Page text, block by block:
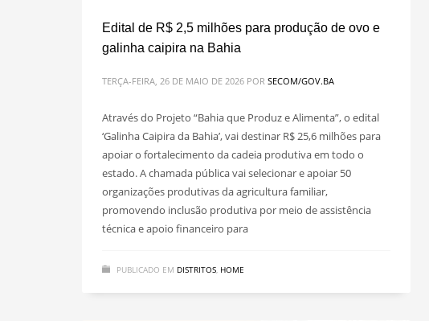
Edital de R$ 2,5 milhões para produção de ovo e
galinha caipira na Bahia
TERÇA-FEIRA, 26 DE MAIO DE 2026 POR SECOM/GOV.BA
Através do Projeto “Bahia que Produz e Alimenta”, o edital
‘Galinha Caipira da Bahia’, vai destinar R$ 25,6 milhões para
apoiar o fortalecimento da cadeia produtiva em todo o
estado. A chamada pública vai selecionar e apoiar 50
organizações produtivas da agricultura familiar,
promovendo inclusão produtiva por meio de assistência
técnica e apoio financeiro para
PUBLICADO EM DISTRITOS, HOME